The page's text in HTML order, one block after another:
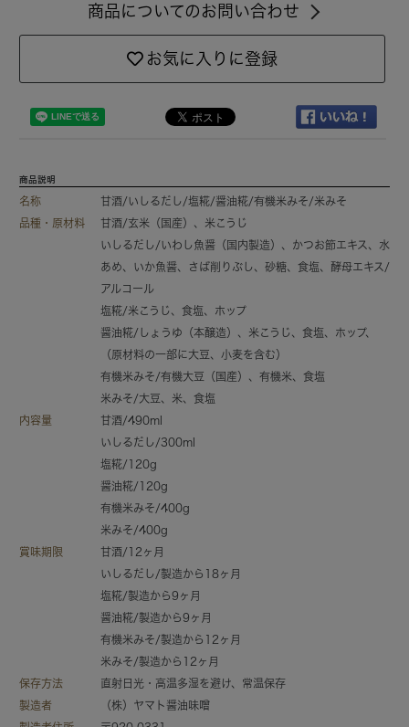
商品についてのお問い合わせ
お気に入りに登録
商品説明
名称
甘酒/いしるだし/塩糀/醤油糀/有機米みそ/米みそ
品種・原材料
甘酒/玄米（国産）、米こうじ
いしるだし/いわし魚醤（国内製造）、かつお節エキス、水
あめ、いか魚醤、さば削りぶし、砂糖、食塩、酵母エキス/
アルコール
塩糀/米こうじ、食塩、ホップ
醤油糀/しょうゆ（本醸造）、米こうじ、食塩、ホップ、
（原材料の一部に大豆、小麦を含む）
有機米みそ/有機大豆（国産）、有機米、食塩
米みそ/大豆、米、食塩
内容量
甘酒/490ml
いしるだし/300ml
塩糀/120g
醤油糀/120g
有機米みそ/400g
米みそ/400g
賞味期限
甘酒/12ヶ月
いしるだし/製造から18ヶ月
塩糀/製造から9ヶ月
醤油糀/製造から9ヶ月
有機米みそ/製造から12ヶ月
米みそ/製造から12ヶ月
保存方法
直射日光・高温多湿を避け、常温保存
製造者
（株）ヤマト醤油味噌